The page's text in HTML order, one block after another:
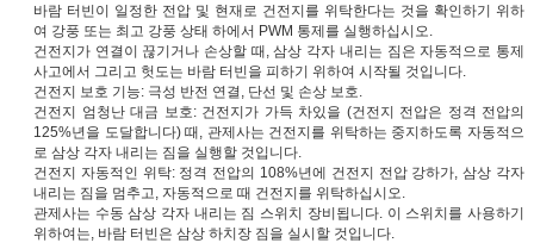
바람 터빈이 일정한 전압 및 현재로 건전지를 위탁한다는 것을 확인하기 위하
여 강풍 또는 최고 강풍 상태 하에서 PWM 통제를 실행하십시오.
건전지가 연결이 끊기거나 손상할 때, 삼상 각자 내리는 짐은 자동적으로 통제
사고에서 그리고 헛도는 바람 터빈을 피하기 위하여 시작될 것입니다.
건전지 보호 기능: 극성 반전 연결, 단선 및 손상 보호.
건전지 엄청난 대금 보호: 건전지가 가득 차있을 (건전지 전압은 정격 전압의
125%년을 도달합니다) 때, 관제사는 건전지를 위탁하는 중지하도록 자동적으
로 삼상 각자 내리는 짐을 실행할 것입니다.
건전지 자동적인 위탁: 정격 전압의 108%년에 건전지 전압 강하가, 삼상 각자
내리는 짐을 멈추고, 자동적으로 때 건전지를 위탁하십시오.
관제사는 수동 삼상 각자 내리는 짐 스위치 장비됩니다. 이 스위치를 사용하기
위하여는, 바람 터빈은 삼상 하치장 짐을 실시할 것입니다.